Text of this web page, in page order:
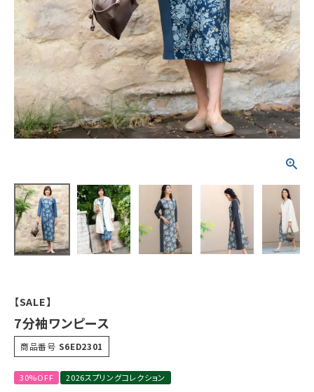
【SALE】
7分袖ワンピース
商品番号 S6ED2301
30%OFF 2026スプリングコレクション